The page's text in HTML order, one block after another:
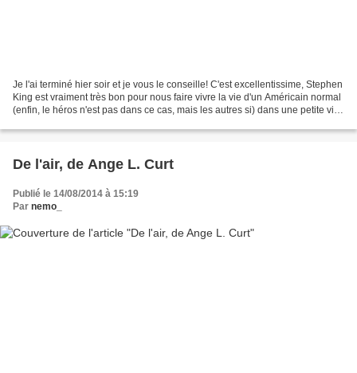
Je l'ai terminé hier soir et je vous le conseille! C'est excellentissime, Stephen
King est vraiment très bon pour nous faire vivre la vie d'un Américain normal
(enfin, le héros n'est pas dans ce cas, mais les autres si) dans une petite ville
De l'air, de Ange L. Curt
Publié le 14/08/2014 à 15:19
Par nemo_